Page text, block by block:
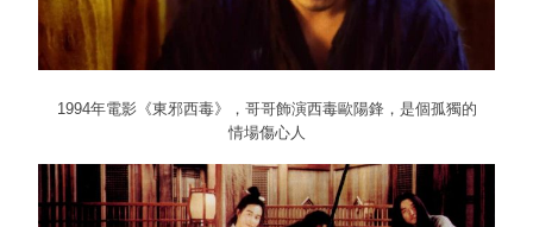
1994年電影《東邪西毒》，哥哥飾演西毒歐陽鋒，是個孤獨的
情場傷心人